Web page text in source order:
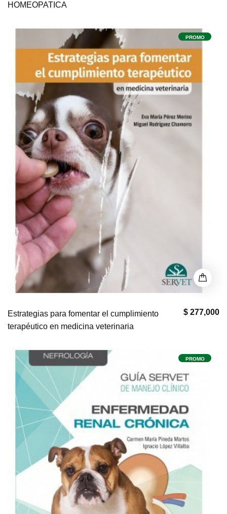
HOMEOPATICA
PROMO
$ 277,000
Estrategias para fomentar el cumplimiento
terapéutico en medicina veterinaria
PROMO